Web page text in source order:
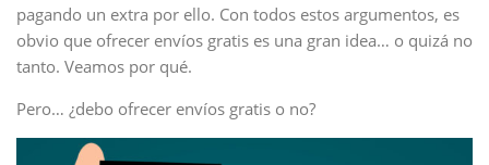
pagando un extra por ello. Con todos estos argumentos, es
obvio que ofrecer envíos gratis es una gran idea… o quizá no
tanto. Veamos por qué.
Pero… ¿debo ofrecer envíos gratis o no?